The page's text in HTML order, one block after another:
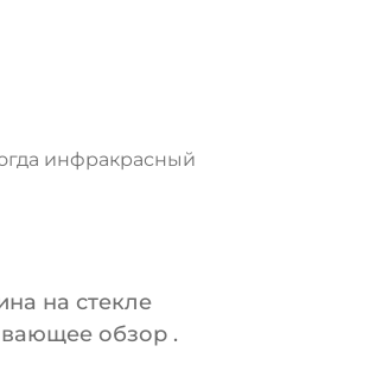
инфракрасный
на стекле
обзор .